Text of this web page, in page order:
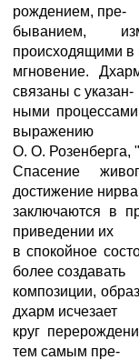
рождением, пре-
быванием,
происходящими в
мгновение.
связаны с указан-
ными
выражению
О. О. Розенберга,
Спасение
достижение
заключаются в
приведении их
в спокойное
более создавать
композиции,
дхарм исчезает
круг
тем самым пре-